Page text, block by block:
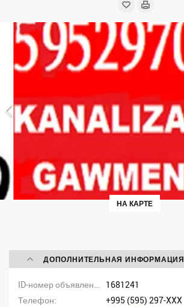
НА КАРТЕ
ДОПОЛНИТЕЛЬНАЯ ИНФОРМАЦИЯ
1681241
Телефон
+995 (595) 297-XXX